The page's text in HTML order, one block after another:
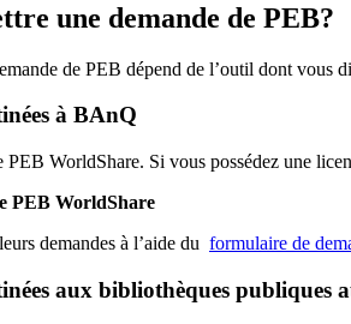
une demande de PEB?
de PEB dépend de l’outil dont vous
à BAnQ
WorldShare. Si vous possédez une
PEB WorldShare
demandes à l’aide du formulaire de
aux bibliothèques publiques